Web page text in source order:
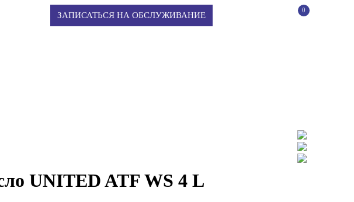
0
ЗАПИСАТЬСЯ НА ОБСЛУЖИВАНИЕ
UNITED ATF WS 4 L